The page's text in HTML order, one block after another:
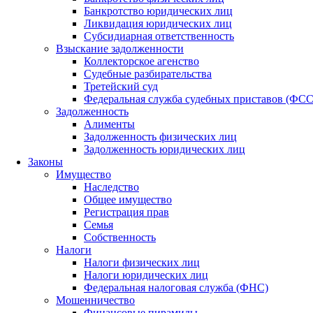
Банкротство юридических лиц
Ликвидация юридических лиц
Субсидиарная ответственность
Взыскание задолженности
Коллекторское агенство
Судебные разбирательства
Третейский суд
Федеральная служба судебных приставов
Задолженность
Алименты
Задолженность физических лиц
Задолженность юридических лиц
Законы
Имущество
Наследство
Общее имущество
Регистрация прав
Семья
Собственность
Налоги
Налоги физических лиц
Налоги юридических лиц
Федеральная налоговая служба (ФНС)
Мошенничество